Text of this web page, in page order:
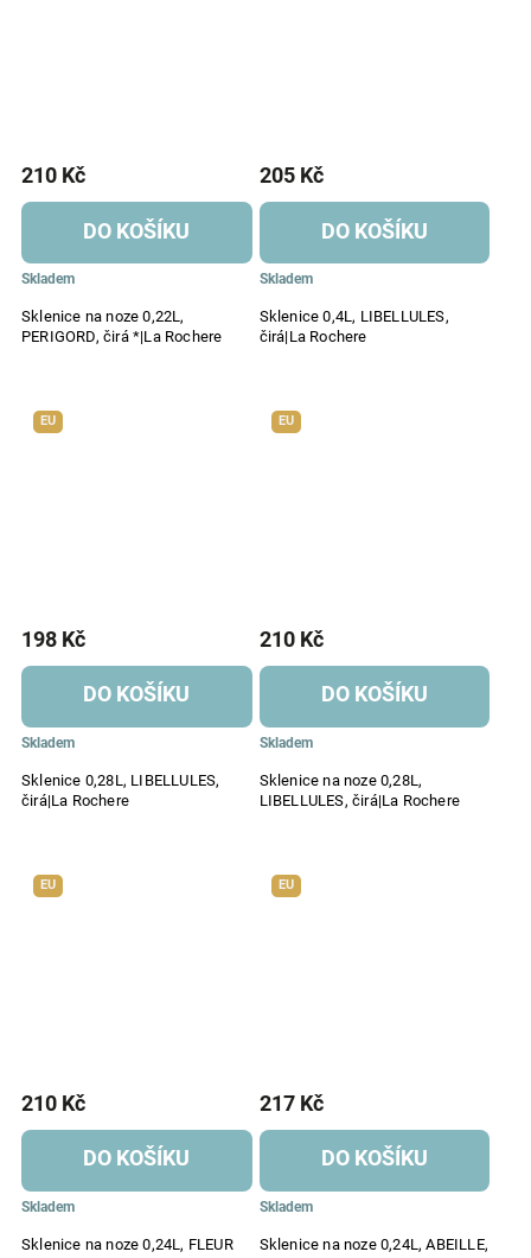
Sklenice na noze 0,22L,
PERIGORD, čirá *|La Rochere
Skladem
210 Kč
DO KOŠÍKU
Sklenice 0,4L, LIBELLULES,
čirá|La Rochere
Skladem
205 Kč
DO KOŠÍKU
EU
Sklenice 0,28L, LIBELLULES,
čirá|La Rochere
Skladem
198 Kč
DO KOŠÍKU
EU
Sklenice na noze 0,28L,
LIBELLULES, čirá|La Rochere
Skladem
210 Kč
DO KOŠÍKU
EU
Sklenice na noze 0,24L, FLEUR
Skladem
210 Kč
DO KOŠÍKU
EU
Sklenice na noze 0,24L, ABEILLE,
Skladem
217 Kč
DO KOŠÍKU